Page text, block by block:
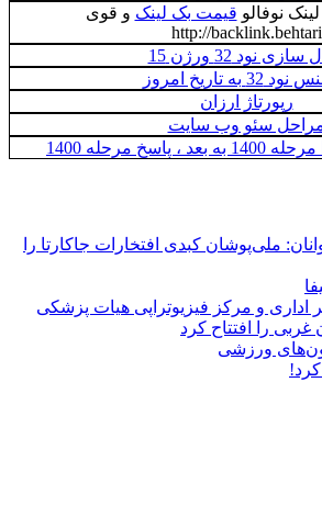
نوفالو قیمت بک لینک و قوی
http://backlink.behtari
نود 32 ورژن 15
32 به تاریخ امروز
رپورتاژ ارزان
سئو وب سایت
مرحله 1400
ملی‌پوشان کبدی افتخارات جاکارتا را
اداری و مرکز فیزیوتراپی هیات پزشکی
غربی را افتتاح کرد
ورزشی